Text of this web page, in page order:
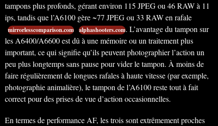
tampons plus profonds, gérant environ 115 JPEG ou 46 RAW à 11
ips, tandis que l’A6100 gère ~77 JPEG ou 33 RAW en rafale
mirrorlesscomparison.com alphashooters.com. L’avantage du tampon sur
les A6400/A6600 est dû à une mémoire ou un traitement plus
important, ce qui signifie qu’ils peuvent photographier l’action un
peu plus longtemps sans pause pour vider le tampon. À moins de
faire régulièrement de longues rafales à haute vitesse (par exemple,
photographie animalière), le tampon de l’A6100 reste tout à fait
correct pour des prises de vue d’action occasionnelles.
En termes de performance AF, les trois sont extrêmement proches